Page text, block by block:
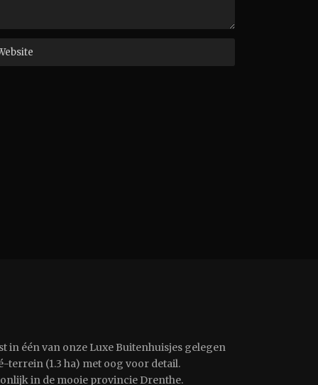
in één van onze Luxe Buitenhuisjes gelegen
(1.3 ha) met oog voor detail.
in de mooie provincie Drenthe.